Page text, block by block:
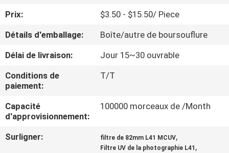
CONTRÔLE
DE
QUALITÉ
CONTACTEZ-
NOUS
Prix:
$3.50 - $15.50/ Piece
Détails d'emballage:
Boîte/autre de boursouflure
Délai de livraison:
Jour 15~30 ouvrable
Conditions de
paiement:
T/T
Capacité
d'approvisionnement:
100000 morceaux de /Month
Surligner: filtre de 82mm L41 MCUV,
Filtre UV de la photographie L41 ,